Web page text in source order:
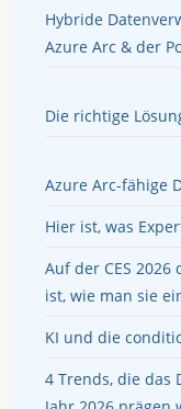
Hybride
Azure Arc & der
Die richtige
Azure Arc-fähige
Hier ist, was
Auf der CES
ist, wie man sie
KI und die
4 Trends, die das